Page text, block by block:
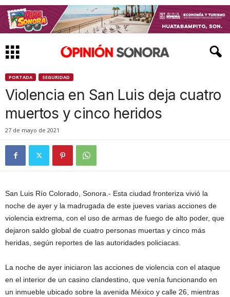
PORTADA SEGURIDAD
Violencia en San Luis deja cuatro
muertos y cinco heridos
27 de mayo de 2021
San Luis Río Colorado, Sonora.- Esta ciudad fronteriza vivió la
noche de ayer y la madrugada de este jueves varias acciones de
violencia extrema, con el uso de armas de fuego de alto poder, que
dejaron saldo global de cuatro personas muertas y cinco más
heridas, según reportes de las autoridades policiacas.
La noche de ayer iniciaron las acciones de violencia con el ataque
en el interior de un casino clandestino, que venía funcionando en
un inmueble ubicado sobre la avenida México y calle 26, mientras